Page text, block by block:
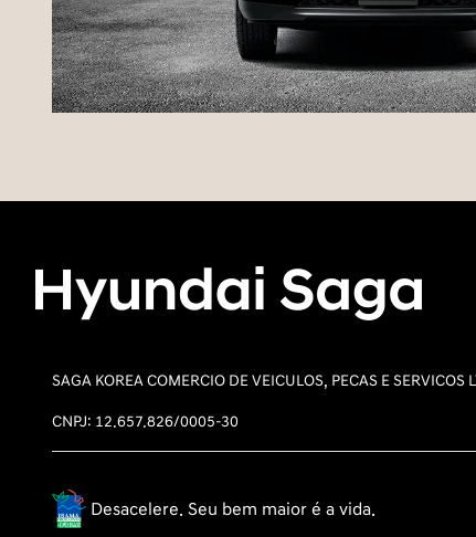
SAGA KOREA COMERCIO DE VEICULOS, PECAS E SERVICOS
CNPJ: 12.657.826/0005-30
Desacelere. Seu bem maior é a vida.